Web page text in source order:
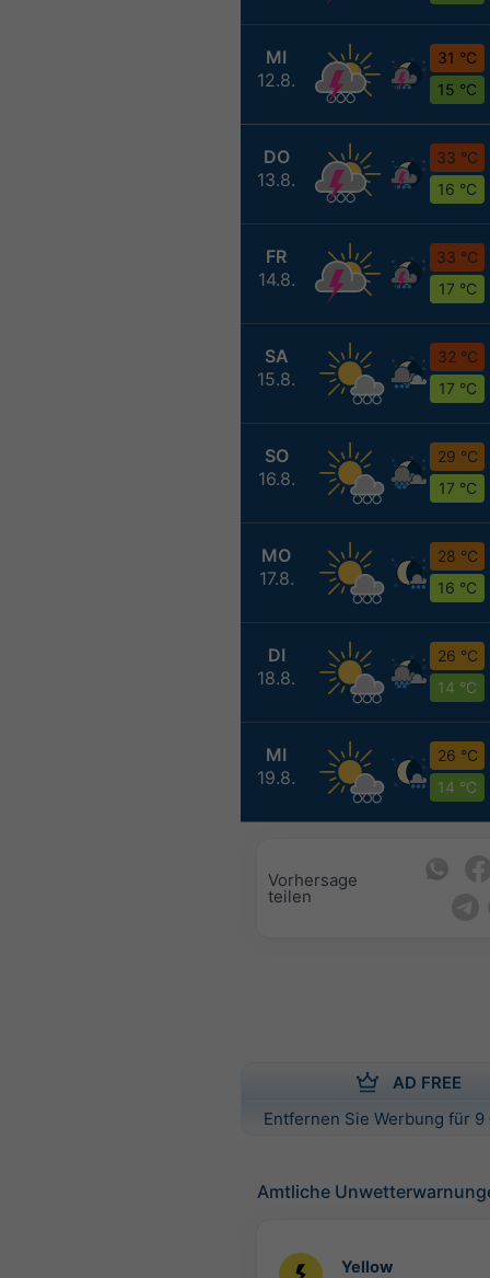
MI
12.8.
31 °C
15 °C
DO
13.8.
33 °C
16 °C
FR
14.8.
33 °C
17 °C
SA
15.8.
32 °C
17 °C
SO
16.8.
29 °C
17 °C
MO
17.8.
28 °C
16 °C
DI
18.8.
26 °C
14 °C
MI
19.8.
26 °C
14 °C
Vorhersage
teilen
AD FREE
Entfernen Sie Werbung für
Amtliche
Yellow